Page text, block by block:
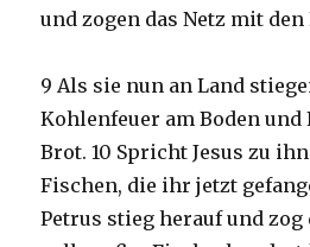
und zogen das Netz mit den
9 Als sie nun an Land
Kohlenfeuer am Boden und
Brot. 10 Spricht Jesus zu
Fischen, die ihr jetzt
Petrus stieg herauf und zog